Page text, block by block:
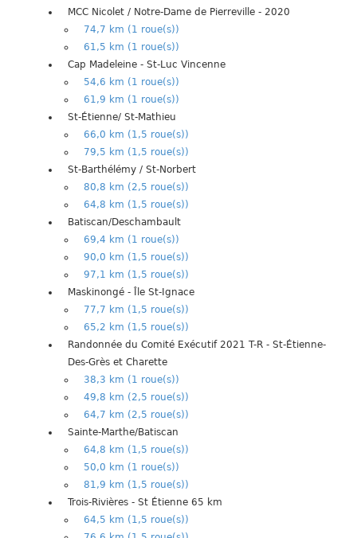
MCC Nicolet / Notre-Dame de Pierreville - 2020
74,7 km (1 roue(s))
61,5 km (1 roue(s))
Cap Madeleine - St-Luc Vincenne
54,6 km (1 roue(s))
61,9 km (1 roue(s))
St-Étienne/ St-Mathieu
66,0 km (1,5 roue(s))
79,5 km (1,5 roue(s))
St-Barthélémy / St-Norbert
80,8 km (2,5 roue(s))
64,8 km (1,5 roue(s))
Batiscan/Deschambault
69,4 km (1 roue(s))
90,0 km (1,5 roue(s))
97,1 km (1,5 roue(s))
Maskinongé - Île St-Ignace
77,7 km (1,5 roue(s))
65,2 km (1,5 roue(s))
Randonnée du Comité Exécutif 2021 T-R - St-Étienne-
Des-Grès et Charette
38,3 km (1 roue(s))
49,8 km (2,5 roue(s))
64,7 km (2,5 roue(s))
Sainte-Marthe/Batiscan
64,8 km (1,5 roue(s))
50,0 km (1 roue(s))
81,9 km (1,5 roue(s))
Trois-Rivières - St Étienne 65 km
64,5 km (1,5 roue(s))